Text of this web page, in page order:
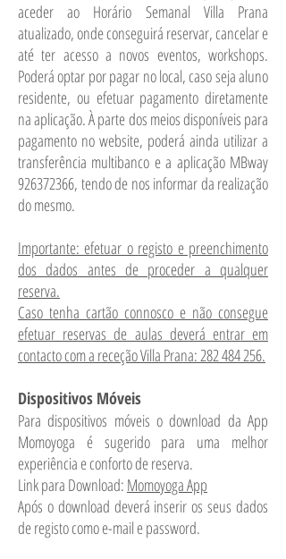
aceder ao Horário Semanal Villa Prana
atualizado, onde conseguirá reservar, cancelar e
até ter acesso a novos eventos, workshops.
Poderá optar por pagar no local, caso seja aluno
residente, ou efetuar pagamento diretamente
na aplicação. À parte dos meios disponíveis para
pagamento no website, poderá ainda utilizar a
transferência multibanco e a aplicação MBway
926372366, tendo de nos informar da realização
do mesmo.
Importante: efetuar o registo e preenchimento
dos dados antes de proceder a qualquer
reserva.
Caso tenha cartão connosco e não consegue
efetuar reservas de aulas deverá entrar em
contacto com a receção Villa Prana:282 484 256.
Dispositivos Móveis
Para dispositivos móveis o download da App
Momoyoga é sugerido para uma melhor
experiência e conforto de reserva.
Link para Download: Momoyoga App
Após o download deverá inserir os seus dados
de registo como e-mail e password.